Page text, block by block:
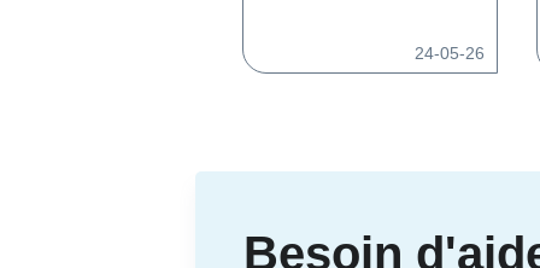
24-05-26
Besoin